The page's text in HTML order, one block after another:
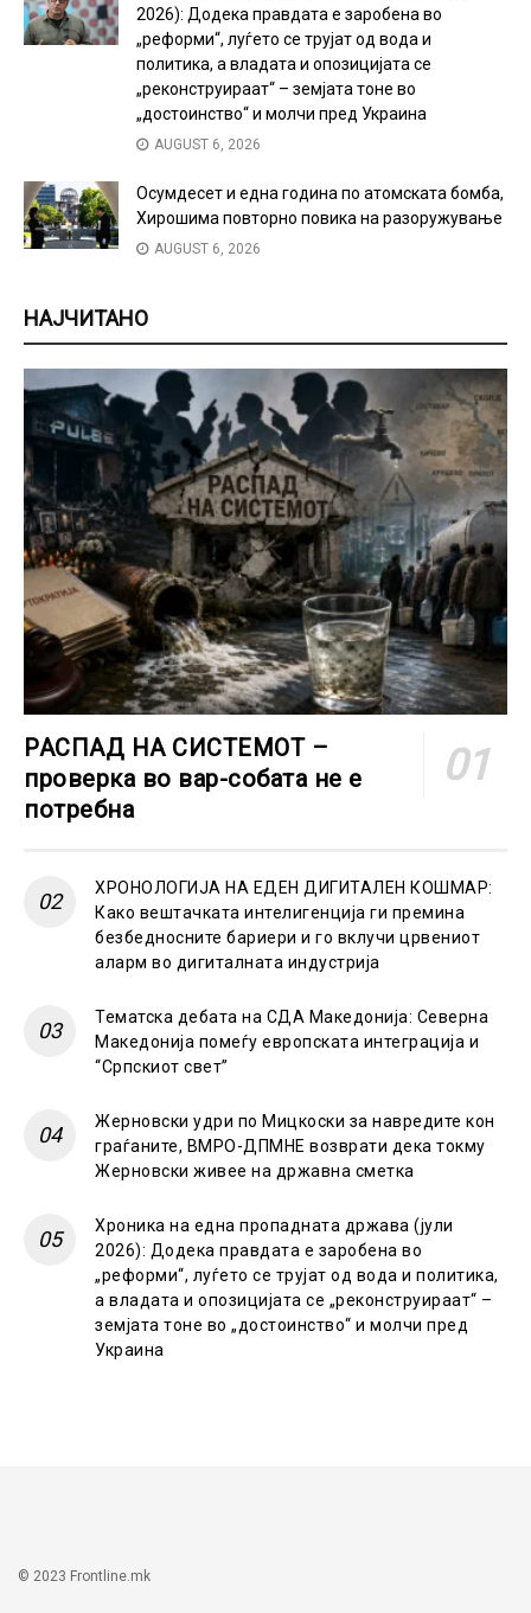
2026): Додека правдата е заробена во
„реформи“, луѓето се трујат од вода и
политика, а владата и опозицијата се
„реконструираат“ – земјата тоне во
„достоинство“ и молчи пред Украина
AUGUST 6, 2026
Осумдесет и една година по атомската бомба,
Хирошима повторно повика на разоружување
AUGUST 6, 2026
НАЈЧИТАНО
РАСПАД НА СИСТЕМОТ –
проверка во вар-собата не е
потребна
ХРОНОЛОГИЈА НА ЕДЕН ДИГИТАЛЕН КОШМАР:
Како вештачката интелигенција ги премина
безбедносните бариери и го вклучи црвениот
аларм во дигиталната индустрија
Тематска дебата на СДА Македонија: Северна
Македонија помеѓу европската интеграција и
“Српскиот свет”
Жерновски удри по Мицкоски за навредите кон
граѓаните, ВМРО-ДПМНЕ возврати дека токму
Жерновски живее на државна сметка
Хроника на една пропадната држава (јули
2026): Додека правдата е заробена во
„реформи“, луѓето се трујат од вода и политика,
а владата и опозицијата се „реконструираат“ –
земјата тоне во „достоинство“ и молчи пред
Украина
© 2023 Frontline.mk